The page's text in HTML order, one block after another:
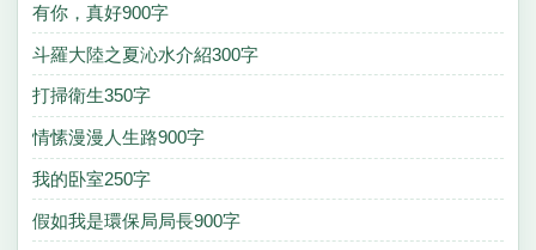
有你，真好900字
斗羅大陸之夏沁水介紹300字
打掃衛生350字
情愫漫漫人生路900字
我的卧室250字
假如我是環保局局長900字